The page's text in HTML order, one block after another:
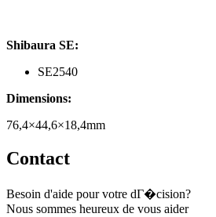
Shibaura SE:
SE2540
Dimensions:
76,4×44,6×18,4mm
Contact
Besoin d'aide pour votre dГ�cision?
Nous sommes heureux de vous aider